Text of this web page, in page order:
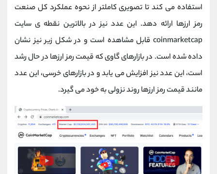
استفاده می کند تا تصویری کاملتر از نحوه عملکرد کل صنعت
رمز ارزها ارائه دهد. این عدد نیز در بالاترین نقطه ی سایت
coinmarketcap قابل مشاهده است و در شکل زیر نیز نشان
داده شده است. در بازارهای گاوی که قیمت رمز ارزها در حال رشد
است، این عدد نیز افزایش می یابد و در بازارهای خرسی، این عدد
مانند قیمت رمز ارزها روند نزولی به خود می گیرد.